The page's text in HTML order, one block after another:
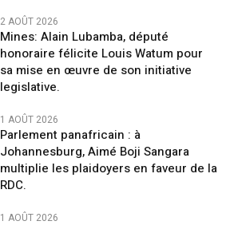
2 AOÛT 2026
Mines: Alain Lubamba, député
honoraire félicite Louis Watum pour
sa mise en œuvre de son initiative
legislative.
1 AOÛT 2026
Parlement panafricain : à
Johannesburg, Aimé Boji Sangara
multiplie les plaidoyers en faveur de la
RDC.
1 AOÛT 2026